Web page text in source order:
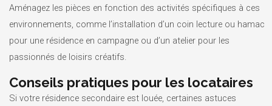
Aménagez les pièces en fonction des activités spécifiques à ces
environnements, comme l’installation d’un coin lecture ou hamac
pour une résidence en campagne ou d’un atelier pour les
passionnés de loisirs créatifs.
Conseils pratiques pour les locataires
Si votre résidence secondaire est louée, certaines astuces